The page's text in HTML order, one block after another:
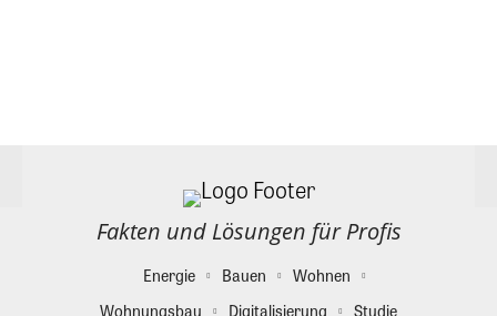
Fakten und Lösungen für Profis
Energie Bauen
Wohnen
Wohnungsbau
Digitalisierung
Studie